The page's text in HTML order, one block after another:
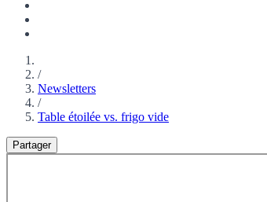
/
Newsletters
/
Table étoilée vs. frigo vide
Partager